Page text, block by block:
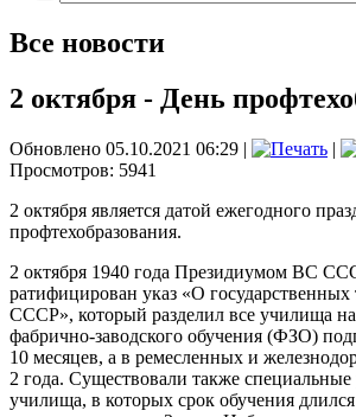
Все новости
2 октября - День
Обновлено 05.10.2021 06:29 | |
Просмотров: 5941
2 октября является датой ежегодного
профтехобразования.
2 октября 1940 года Президиумом ВС
ратифицирован указ «О государственных
СССР», который разделил все училища
фабрично-заводского обучения (ФЗО)
10 месяцев, а в ремесленных и
2 года. Существовали также
училища, в которых срок обучения